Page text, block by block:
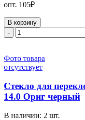
опт. 105₽
В корзину
-
Фото товара
отсутствует
Стекло для
14.0 Ориг черный
В наличии: 2 шт.